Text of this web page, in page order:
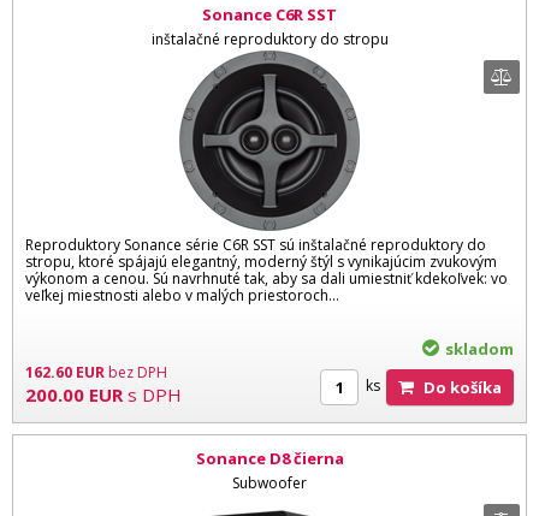
Sonance C6R SST
inštalačné reproduktory do stropu
Reproduktory Sonance série C6R SST sú inštalačné reproduktory do
stropu, ktoré spájajú elegantný, moderný štýl s vynikajúcim zvukovým
výkonom a cenou. Sú navrhnuté tak, aby sa dali umiestniť kdekoľvek: vo
veľkej miestnosti alebo v malých priestoroch...
162.60 EURbez DPH
200.00 EUR s DPH
skladom
ks Do košíka
Sonance D8 čierna
Subwoofer